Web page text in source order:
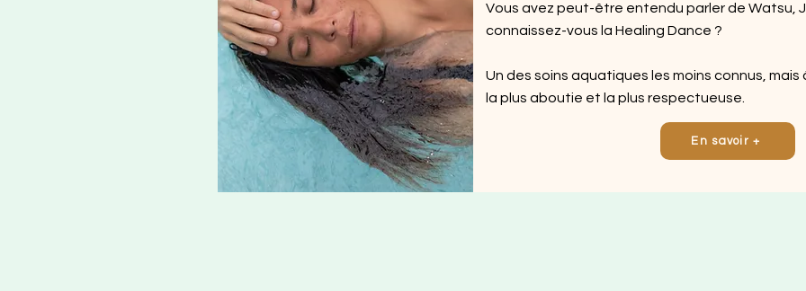
Vous avez peut-être entendu parler de Watsu,
connaissez-vous la Healing Dance ?
Un des soins aquatiques les moins connus,
la plus aboutie et la plus respectueuse.
En savoir +